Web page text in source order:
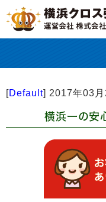
[Default] 2017年03月
横浜一の安